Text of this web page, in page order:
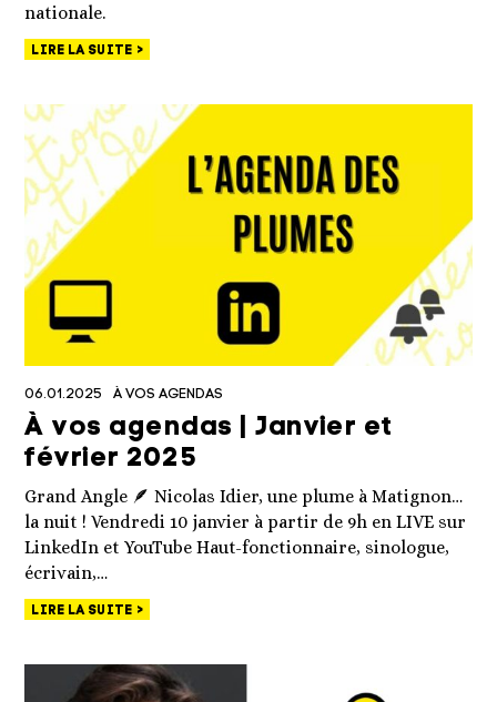
nationale.
LIRE LA SUITE
06.01.2025 À VOS AGENDAS
À vos agendas | Janvier et
février 2025
Grand Angle 🪶 Nicolas Idier, une plume à Matignon…
la nuit ! Vendredi 10 janvier à partir de 9h en LIVE sur
LinkedIn et YouTube Haut-fonctionnaire, sinologue,
écrivain,…
LIRE LA SUITE